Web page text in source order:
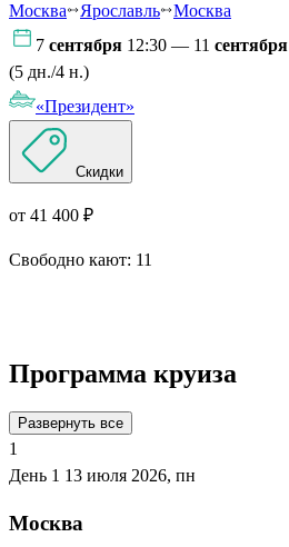
Москва Ярославль
Москва
7 сентября 12:30 — 11 сентября
(5 дн./4 н.)
«Президент»
Скидки
от 41 400 ₽
Свободно кают: 11
Программа круиза
Развернуть все
1
День 1 13 июля 2026, пн
Москва